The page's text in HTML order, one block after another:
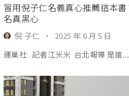
冒用倪子仁名義真心推薦這本
名真黑心
倪 子仁 ·
2025 年 6 月 5 日
運巢社 記者江米米 台北報導 是誰...